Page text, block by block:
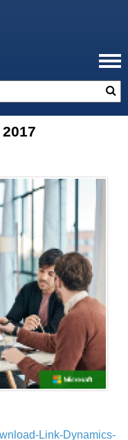
Link-Dynamics-